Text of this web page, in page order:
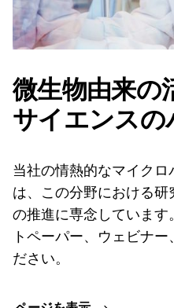
微生物由来の
サイエンス
当社の情熱的なマイク
は、この分野における
の推進に専念していま
トペーパー、ウェビナ
ださい。